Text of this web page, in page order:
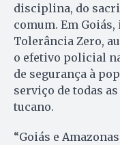
disciplina, do
comum. Em
Tolerância Zero,
o efetivo policial
de segurança à
serviço de todas
tucano.
“Goiás e